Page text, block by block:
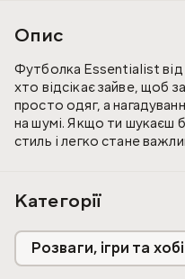
Опис
Футболка Essentialist
хто відсікає зайве, щоб
просто одяг, а
на шумі. Якщо ти шукаєш
стиль і легко стане
95% натуральної
5% еластану дозволяють
вигляд після десятків
забезпечує ту саму
впевненого руху в ритмі
Категорії
Розваги, ігри та хобі